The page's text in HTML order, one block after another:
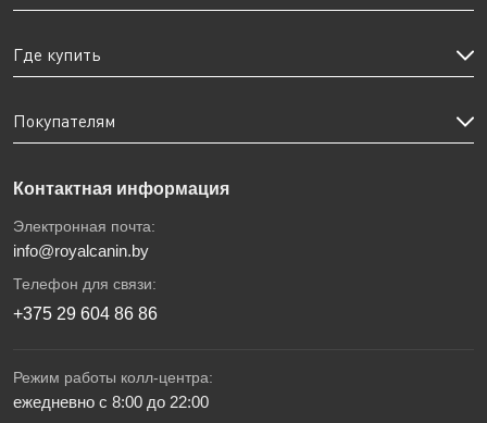
Где купить
Покупателям
Контактная информация
Электронная почта:
info@royalcanin.by
Телефон для связи:
+375 29 604 86 86
Режим работы колл-центра:
ежедневно с 8:00 до 22:00